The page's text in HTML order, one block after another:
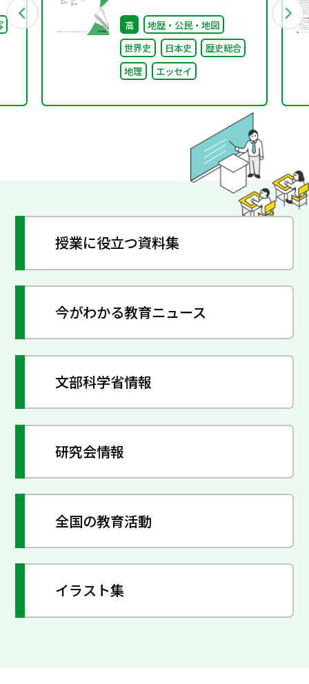
号）
高
地歴・公民・地図
世界史
日本史
歴史総合
地理
エッセイ
授業に役立つ資料集
今がわかる教育ニュース
文部科学省情報
研究会情報
全国の教育活動
イラスト集